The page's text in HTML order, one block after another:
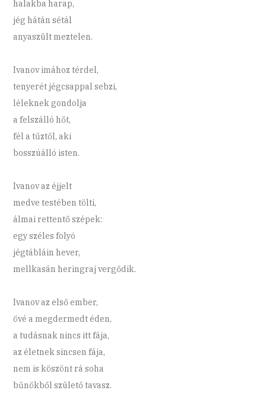
halakba harap,
jég hátán sétál
anyaszült meztelen.
Ivanov imához térdel,
tenyerét jégcsappal sebzi,
léleknek gondolja
a felszálló hőt,
fél a tűztől, aki
bosszúálló isten.
Ivanov az éjjelt
medve testében tölti,
álmai rettentő szépek:
egy széles folyó
jégtábláin hever,
mellkasán heringraj vergődik.
Ivanov az első ember,
övé a megdermedt éden,
a tudásnak nincs itt fája,
az életnek sincsen fája,
nem is köszönt rá soha
bűnökből születő tavasz.